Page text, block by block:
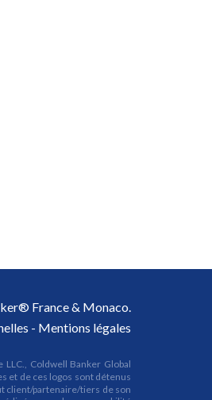
France & Monaco.
- Mentions légales
Coldwell Banker Global
et de ces logos sont détenus
client/partenaire/tiers de son